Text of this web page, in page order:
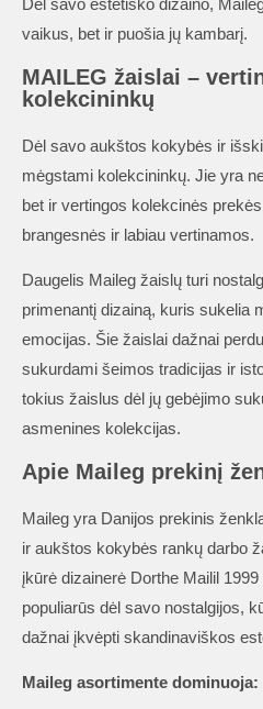
Dėl savo estetiško dizaino,
vaikus, bet ir puošia jų kambarį.
MAILEG žaislai –
kolekcininkų
Dėl savo aukštos kokybės ir
mėgstami kolekcininkų. Jie yra
bet ir vertingos kolekcinės
brangesnės ir labiau vertinamos.
Daugelis Maileg žaislų turi
primenantį dizainą, kuris sukelia
emocijas. Šie žaislai dažnai
sukurdami šeimos tradicijas ir
tokius žaislus dėl jų gebėjimo
asmenines kolekcijas.
Apie Maileg prekinį
Maileg yra Danijos prekinis
ir aukštos kokybės rankų darbo
įkūrė dizainerė Dorthe Mailil
populiarūs dėl savo nostalgijos,
dažnai įkvėpti skandinaviškos
Maileg asortimente dominuoja: